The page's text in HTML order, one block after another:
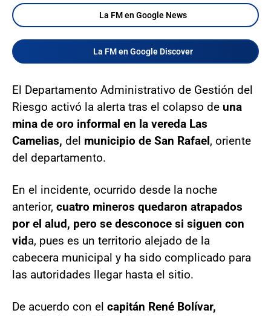
La FM en Google News
La FM en Google Discover
El Departamento Administrativo de Gestión del
Riesgo activó la alerta tras el colapso de una
mina de oro informal en la vereda Las
Camelias, del municipio de San Rafael, oriente
del departamento.
En el incidente, ocurrido desde la noche
anterior, cuatro mineros quedaron atrapados
por el alud, pero se desconoce si siguen con
vida, pues es un territorio alejado de la
cabecera municipal y ha sido complicado para
las autoridades llegar hasta el sitio.
De acuerdo con el capitán René Bolívar,